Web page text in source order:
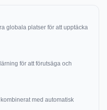
globala platser för att upptäcka
för att förutsäga och
med automatisk